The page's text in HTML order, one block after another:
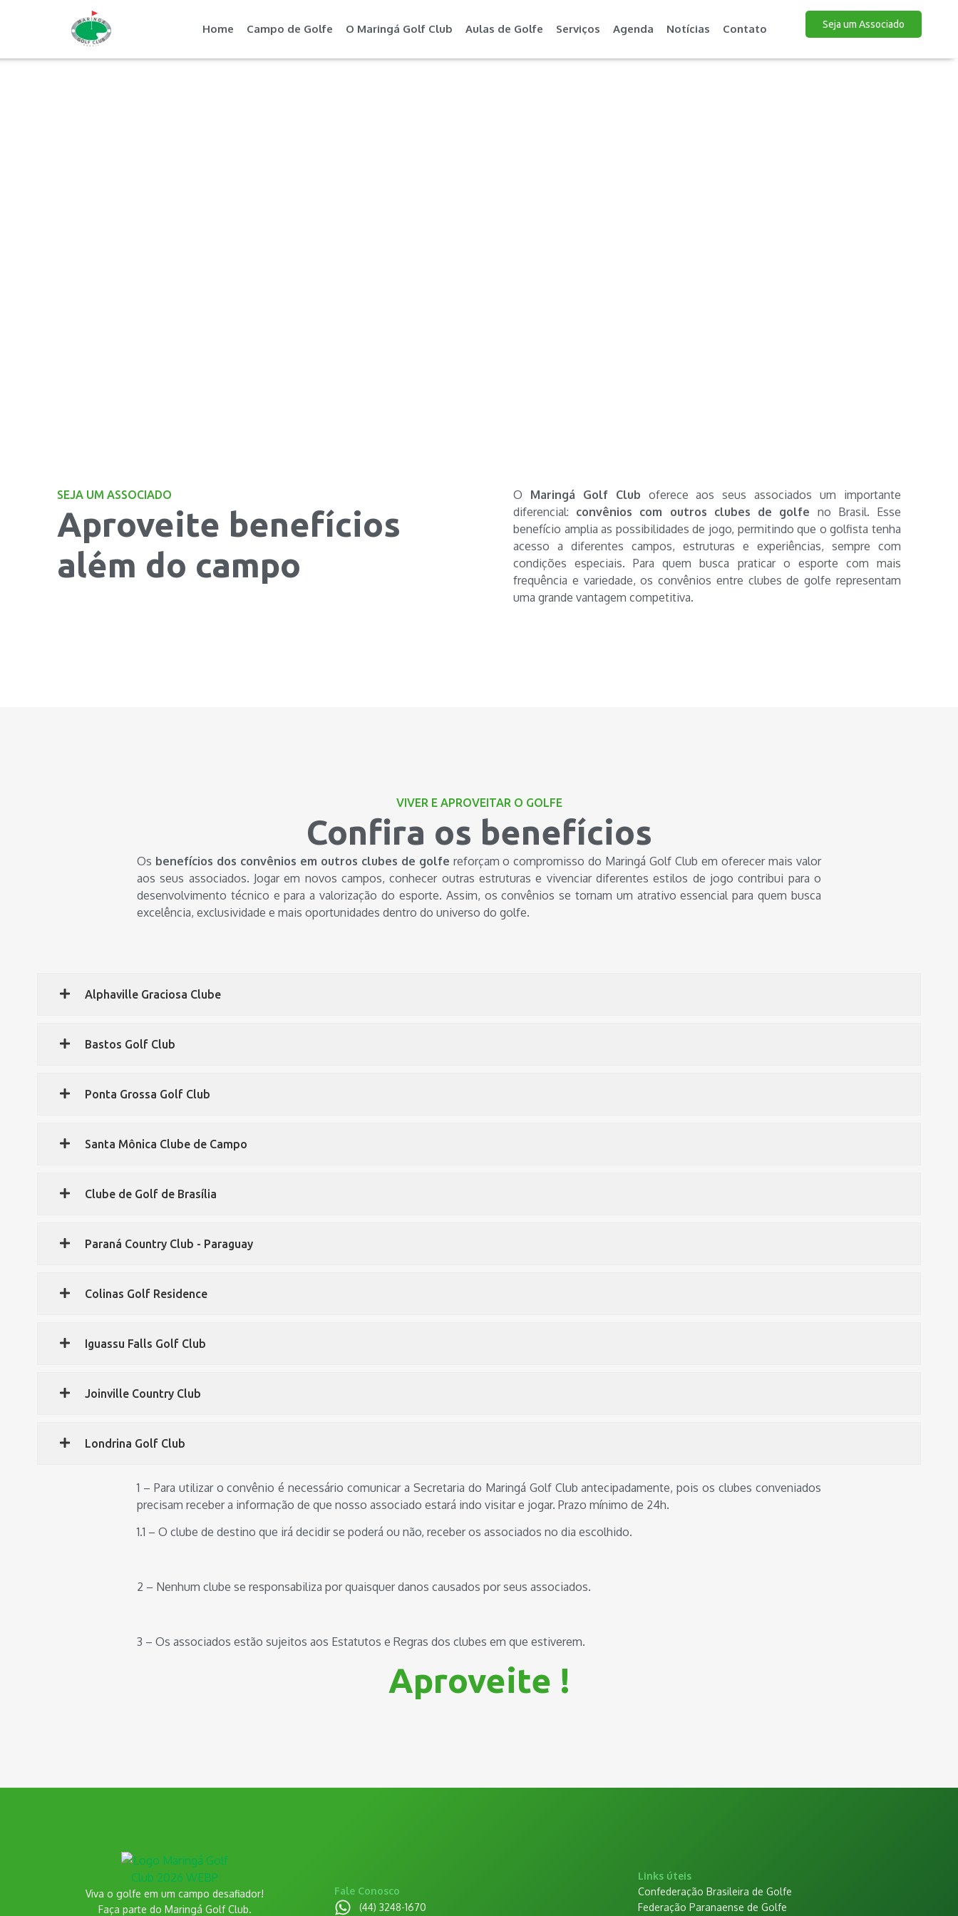
Home Campo de Golfe O Maringá Golf Club Aulas de Golfe Serviços Agenda Notícias Contato Seja um Associado
SEJA UM ASSOCIADO
Aproveite benefícios
além do campo
O Maringá Golf Club oferece aos seus associados um importante
diferencial: convênios com outros clubes de golfe no Brasil. Esse
benefício amplia as possibilidades de jogo, permitindo que o golfista tenha
acesso a diferentes campos, estruturas e experiências, sempre com
condições especiais. Para quem busca praticar o esporte com mais
frequência e variedade, os convênios entre clubes de golfe representam
uma grande vantagem competitiva.
VIVER E APROVEITAR O GOLFE
Confira os benefícios
Os benefícios dos convênios em outros clubes de golfe reforçam o compromisso do Maringá Golf Club em oferecer mais valor
aos seus associados. Jogar em novos campos, conhecer outras estruturas e vivenciar diferentes estilos de jogo contribui para o
desenvolvimento técnico e para a valorização do esporte. Assim, os convênios se tornam um atrativo essencial para quem busca
excelência, exclusividade e mais oportunidades dentro do universo do golfe.
Alphaville Graciosa Clube
Bastos Golf Club
Ponta Grossa Golf Club
Santa Mônica Clube de Campo
Clube de Golf de Brasília
Paraná Country Club - Paraguay
Colinas Golf Residence
Iguassu Falls Golf Club
Joinville Country Club
Londrina Golf Club
1 – Para utilizar o convênio é necessário comunicar a Secretaria do Maringá Golf Club antecipadamente, pois os clubes conveniados
precisam receber a informação de que nosso associado estará indo visitar e jogar. Prazo mínimo de 24h.
1.1 – O clube de destino que irá decidir se poderá ou não, receber os associados no dia escolhido.
2 – Nenhum clube se responsabiliza por quaisquer danos causados por seus associados.
3 – Os associados estão sujeitos aos Estatutos e Regras dos clubes em que estiverem.
Aproveite !
Viva o golfe em um campo desafiador!
Faça parte do Maringá Golf Club.
Fale Conosco
(44) 3248-1670
Links úteis
Confederação Brasileira de Golfe
Federação Paranaense de Golfe